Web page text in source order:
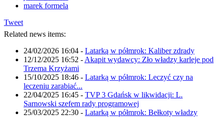
marek formela
Tweet
Related news items:
24/02/2026 16:04 - Latarką w półmrok: Kaliber zdrady
12/12/2025 16:52 - Akapit wydawcy: Zło władzy karleje pod
Trzema Krzyżami
15/10/2025 18:46 - Latarką w półmrok: Leczyć czy na
leczeniu zarabiać...
22/04/2025 16:45 - TVP 3 Gdańsk w likwidacji: L.
Sarnowski szefem rady programowej
25/03/2025 22:30 - Latarką w półmrok: Bełkoty władzy